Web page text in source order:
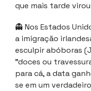
que mais tarde
👻 Nos Estados
a imigração
esculpir abóboras
"doces ou
para cá, a data
se em um